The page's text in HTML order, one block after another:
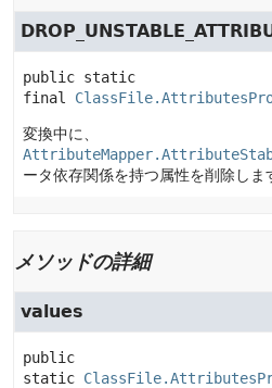
public static
final
変換中に、
ータ依存関係を持つ属性を削除しま
メソッドの詳細
values
public
static